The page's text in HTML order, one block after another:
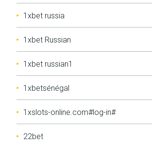
1xbet russia
1xbet Russian
1xbet russian1
1xbetsénégal
1xslots-online.com#log-in#
22bet